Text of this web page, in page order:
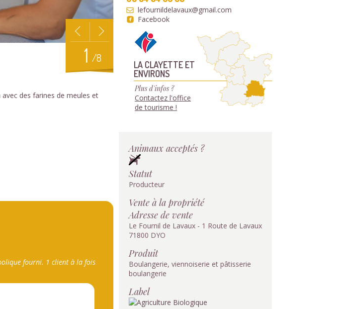
1 /8
des farines de meules et
fourni. 1 client à la fois
lefournildelavaux@gmail.com
Facebook
LA CLAYETTE ET
ENVIRONS
Plus d'infos ?
Contactez l'office
de tourisme !
Animaux acceptés ?
Statut
Producteur
Vente à la propriété
Adresse de vente
Le Fournil de Lavaux - 1 Route de Lavaux
71800 DYO
Produit
Boulangerie, viennoiserie et pâtisserie
boulangerie
Label